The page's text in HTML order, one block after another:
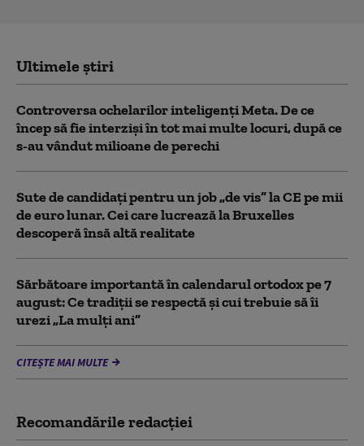
Ultimele știri
Controversa ochelarilor inteligenți Meta. De ce
încep să fie interziși în tot mai multe locuri, după ce
s-au vândut milioane de perechi
Sute de candidați pentru un job „de vis” la CE pe mii
de euro lunar. Cei care lucrează la Bruxelles
descoperă însă altă realitate
Sărbătoare importantă în calendarul ortodox pe 7
august: Ce tradiții se respectă și cui trebuie să îi
urezi „La mulți ani”
CITEȘTE MAI MULTE
Recomandările redacţiei